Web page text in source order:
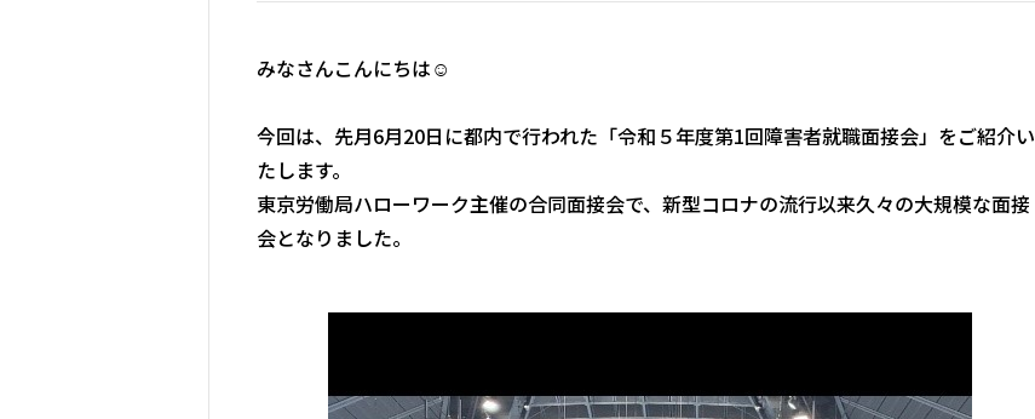
みなさんこんにちは☺
今回は、先月6月20日に都内で行われた「令和５年度第1回障害者就職面接会」をご紹介い
たします。
東京労働局ハローワーク主催の合同面接会で、新型コロナの流行以来久々の大規模な面接
会となりました。